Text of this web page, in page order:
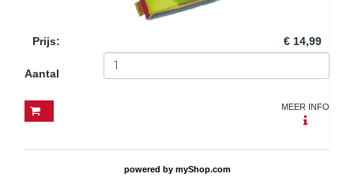
Prijs: € 14,99
Aantal
MEER INFO
powered by myShop.com